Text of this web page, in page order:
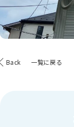
Back 一覧に戻る